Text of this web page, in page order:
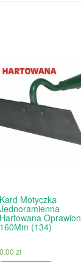
Kard Motyczka
Jednoramienna
Hartowana
160Mm (134)
0.00 zł